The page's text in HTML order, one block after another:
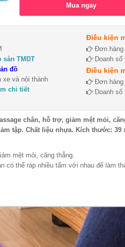
sàn TMDT
đồ
xe và nội thành
chi tiết
Điều kiện
Đơn
Doanh
Điều kiện
Đơn hàng
Doanh
chân, hỗ trợ, giảm mệt mỏi,
tập. Chất liệu nhựa. Kích thước: 39
mệt mỏi, căng thẳng.
có thể ráp nhiều tấm với nhau để làm